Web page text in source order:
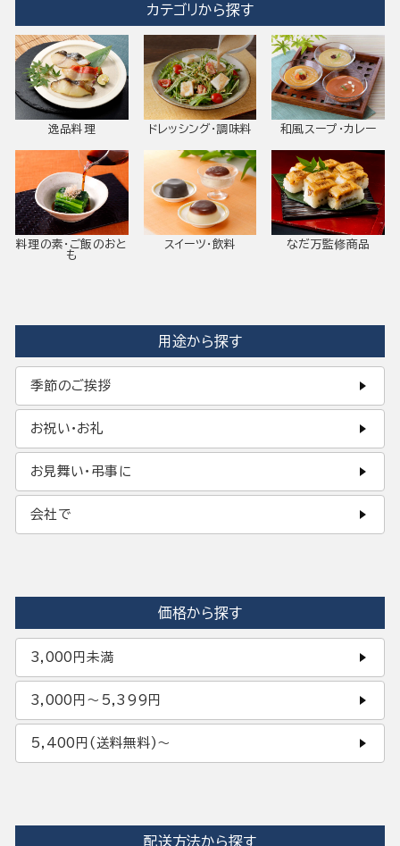
カテゴリから探す
逸品料理 ドレッシング・調味料 和風スープ・カレー
料理の素・ご飯のおと
も
スイーツ・飲料 なだ万監修商品
用途から探す
季節のご挨拶
お祝い・お礼
お見舞い・弔事に
会社で
価格から探す
3,000円未満
3,000円〜5,399円
5,400円(送料無料)〜
配送方法から探す